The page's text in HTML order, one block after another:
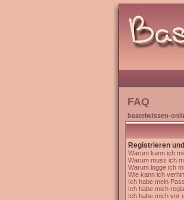
FAQ
bastelwissen-
Registrieren
Warum kann ich
Warum muss ich
Warum logge ich
Wie kann ich
Ich habe mein
Ich habe mich
Ich habe mich vor